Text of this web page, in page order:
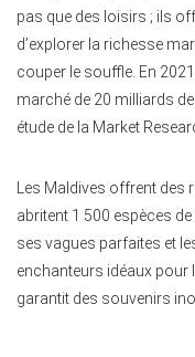
pas que des loisirs ; ils
d’explorer la richesse
couper le souffle. En
marché de 20 milliards
étude de la Market
Les Maldives offrent
abritent 1 500 espèces
ses vagues parfaites et
enchanteurs idéaux pour
garantit des souvenirs